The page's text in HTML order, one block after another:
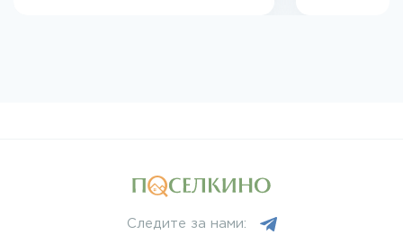
Следите за нами: